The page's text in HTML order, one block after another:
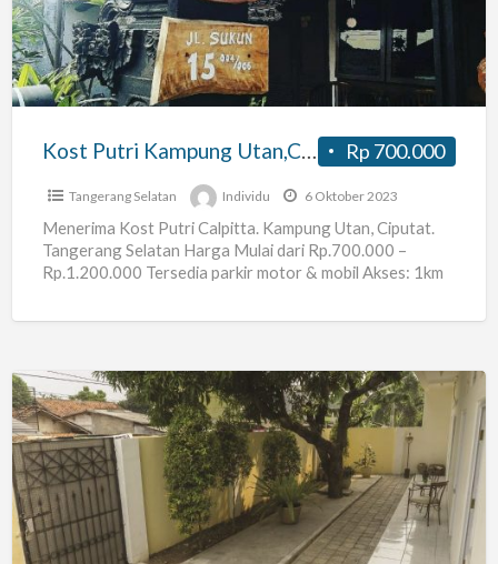
Utan,Ciputat.
Tangerang
Selatan.
Rp 700.000
Kost Putri Kampung Utan,Ciputat. Tangerang Selatan.
Tangerang Selatan Individu 6 Oktober 2023
Menerima Kost Putri Calpitta. Kampung Utan, Ciputat.
Tangerang Selatan Harga Mulai dari Rp.700.000 –
Rp.1.200.000 Tersedia parkir motor & mobil Akses: 1km
Kost
Pisangan
Raya
91